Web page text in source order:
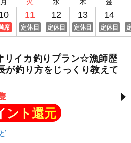
月
席
火
11
定休日
水
12
定休日
木
13
定休日
金
14
定休日
イカ釣りプラン☆漁師歴
が釣り方をじっくり教えて
ント還元